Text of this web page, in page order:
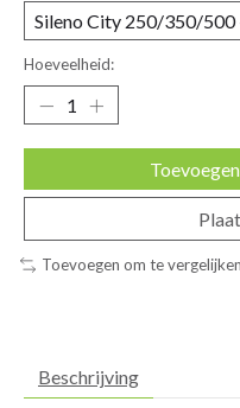
Hoeveelheid:
Toevoegen om te vergelijken
Beschrijving